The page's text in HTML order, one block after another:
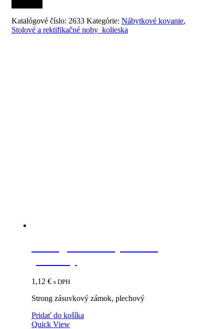
Katalógové číslo: 2633 Kategórie: Nábytkové kovanie,
Stolové a rektifikačné nohy_kolieska
1,12 € s DPH
Strong zásuvkový zámok, plechový
Pridať do košíka
Quick View